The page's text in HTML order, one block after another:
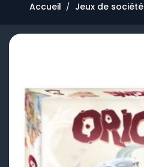
Accueil Jeux de société